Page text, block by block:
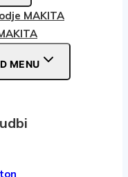
MAKITA
MENU